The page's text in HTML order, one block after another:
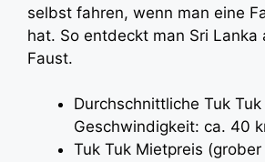
selbst fahren, wenn man eine
hat. So entdeckt man Sri Lanka
Faust.
Durchschnittliche Tuk Tuk
Geschwindigkeit: ca. 40
Tuk Tuk Mietpreis